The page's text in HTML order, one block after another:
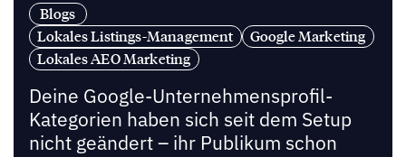
Blogs
Lokales Listings-Management
Google Marketing
Lokales AEO Marketing
Deine Google-Unternehmensprofil-
Kategorien haben sich seit dem Setup
nicht geändert – ihr Publikum schon